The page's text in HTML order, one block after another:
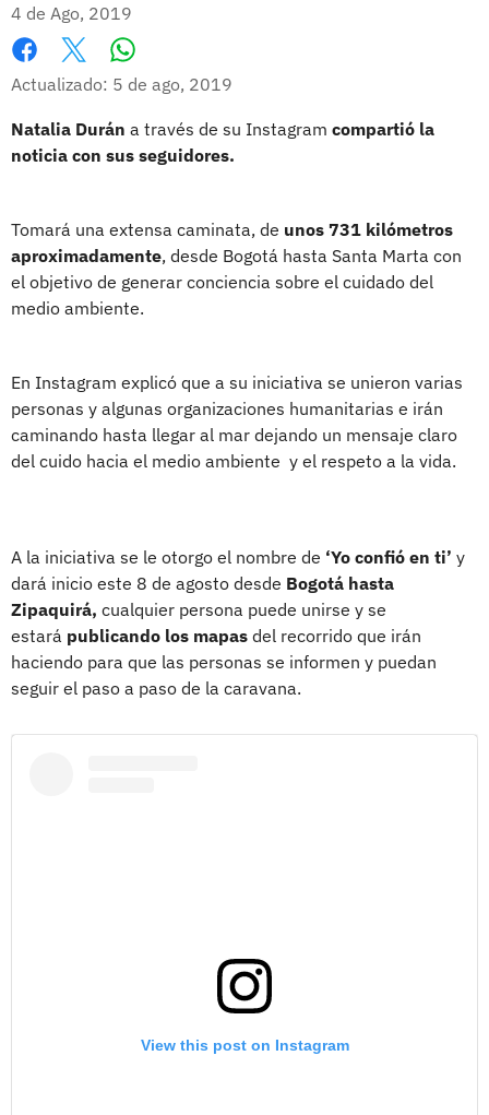
4 de Ago, 2019
Facebook
X
Actualizado: 5 de ago, 2019
Natalia Durán a través de su Instagram compartió la
noticia con sus seguidores.
Tomará una extensa caminata, de unos 731 kilómetros
aproximadamente, desde Bogotá hasta Santa Marta con
el objetivo de generar conciencia sobre el cuidado del
medio ambiente.
En Instagram explicó que a su iniciativa se unieron varias
personas y algunas organizaciones humanitarias e irán
caminando hasta llegar al mar dejando un mensaje claro
del cuido hacia el medio ambiente y el respeto a la vida.
A la iniciativa se le otorgo el nombre de ‘Yo confió en ti’ y
dará inicio este 8 de agosto desde Bogotá hasta
Zipaquirá, cualquier persona puede unirse y se
estará publicando los mapas del recorrido que irán
haciendo para que las personas se informen y puedan
seguir el paso a paso de la caravana.
View this post on Instagram